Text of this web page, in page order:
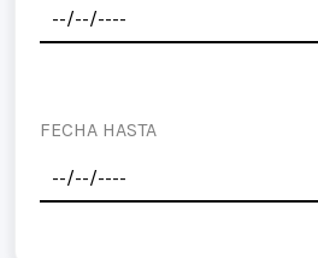
FECHA HASTA